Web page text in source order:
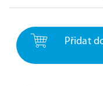
Přidat